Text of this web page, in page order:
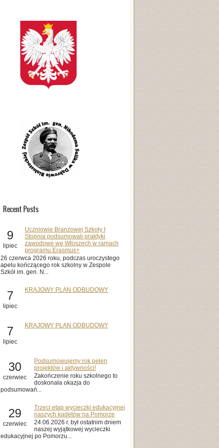
Recent Posts
9
lipiec
Uczniowie Branżowej Szkoły I
Stopnia podsumowali praktyki
zawodowe we Włoszech w ramach
programu Erasmus+
26 czerwca 2026 roku, podczas uroczystego
apelu kończącego rok szkolny w Zespole
Szkół im. gen. N...
7
lipiec
KRAJOWY PLAN ODBUDOWY
7
lipiec
KRAJOWY PLAN ODBUDOWY
30
czerwiec
Podsumowujemy rok pełen
projektów i aktywności!
Zakończenie roku szkolnego to
doskonała okazja do
podsumowań...
29
czerwiec
Trzeci etap wycieczki edukacyjnej
naszych kadetów na Pomorze
24.06.2026 r. był ostatnim dniem
naszej wyjątkowej wycieczki
edukacyjnej po Pomorzu...